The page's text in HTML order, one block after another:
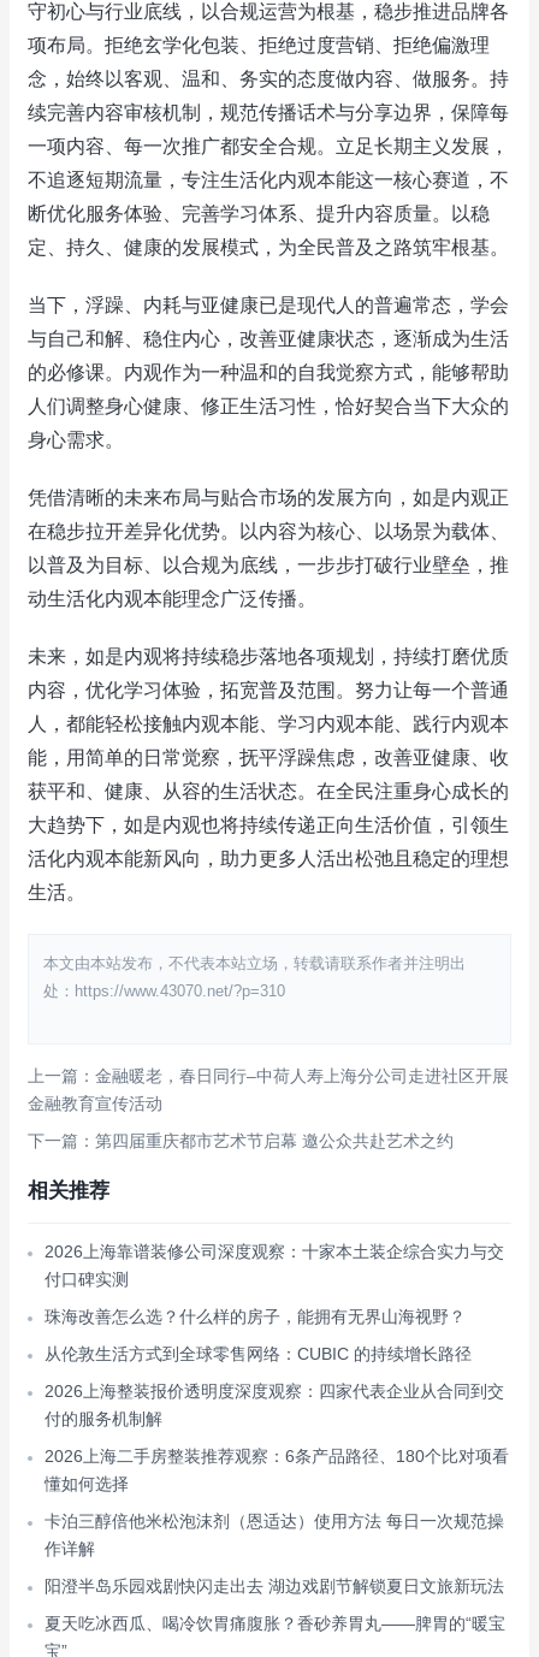
守初心与行业底线，以合规运营为根基，稳步推进品牌各
项布局。拒绝玄学化包装、拒绝过度营销、拒绝偏激理
念，始终以客观、温和、务实的态度做内容、做服务。持
续完善内容审核机制，规范传播话术与分享边界，保障每
一项内容、每一次推广都安全合规。立足长期主义发展，
不追逐短期流量，专注生活化内观本能这一核心赛道，不
断优化服务体验、完善学习体系、提升内容质量。以稳
定、持久、健康的发展模式，为全民普及之路筑牢根基。
当下，浮躁、内耗与亚健康已是现代人的普遍常态，学会
与自己和解、稳住内心，改善亚健康状态，逐渐成为生活
的必修课。内观作为一种温和的自我觉察方式，能够帮助
人们调整身心健康、修正生活习性，恰好契合当下大众的
身心需求。
凭借清晰的未来布局与贴合市场的发展方向，如是内观正
在稳步拉开差异化优势。以内容为核心、以场景为载体、
以普及为目标、以合规为底线，一步步打破行业壁垒，推
动生活化内观本能理念广泛传播。
未来，如是内观将持续稳步落地各项规划，持续打磨优质
内容，优化学习体验，拓宽普及范围。努力让每一个普通
人，都能轻松接触内观本能、学习内观本能、践行内观本
能，用简单的日常觉察，抚平浮躁焦虑，改善亚健康、收
获平和、健康、从容的生活状态。在全民注重身心成长的
大趋势下，如是内观也将持续传递正向生活价值，引领生
活化内观本能新风向，助力更多人活出松弛且稳定的理想
生活。
本文由本站发布，不代表本站立场，转载请联系作者并注明出
处：https://www.43070.net/?p=310
上一篇：金融暖老，春日同行–中荷人寿上海分公司走进社区开展
金融教育宣传活动
下一篇：第四届重庆都市艺术节启幕 邀公众共赴艺术之约
相关推荐
2026上海靠谱装修公司深度观察：十家本土装企综合实力与交
付口碑实测
珠海改善怎么选？什么样的房子，能拥有无界山海视野？
从伦敦生活方式到全球零售网络：CUBIC 的持续增长路径
2026上海整装报价透明度深度观察：四家代表企业从合同到交
付的服务机制解
2026上海二手房整装推荐观察：6条产品路径、180个比对项看
懂如何选择
卡泊三醇倍他米松泡沫剂（恩适达）使用方法 每日一次规范操
作详解
阳澄半岛乐园戏剧快闪走出去 湖边戏剧节解锁夏日文旅新玩法
夏天吃冰西瓜、喝冷饮胃痛腹胀？香砂养胃丸——脾胃的“暖宝
宝”